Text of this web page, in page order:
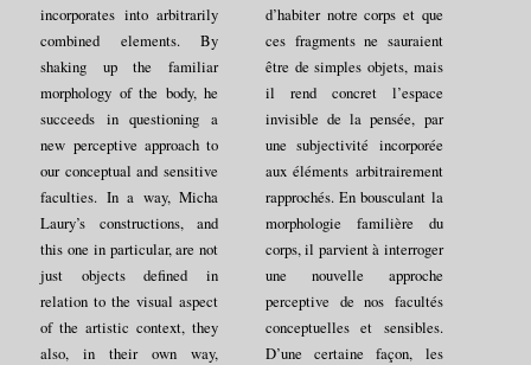
incorporates into arbitrarily
combined elements. By
shaking up the familiar
morphology of the body, he
succeeds in questioning a
new perceptive approach to
our conceptual and sensitive
faculties. In a way, Micha
Laury’s constructions, and
this one in particular, are not
just objects defined in
relation to the visual aspect
of the artistic context, they
also, in their own way,
d’habiter notre corps et que
ces fragments ne sauraient
être de simples objets, mais
il rend concret l’espace
invisible de la pensée, par
une subjectivité incorporée
aux éléments arbitrairement
rapprochés. En bousculant la
morphologie familière du
corps, il parvient à interroger
une nouvelle approche
perceptive de nos facultés
conceptuelles et sensibles.
D’une certaine façon, les